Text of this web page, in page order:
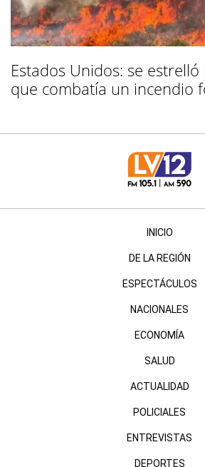
Estados Unidos: se
que combatía un incendio
INICIO
DE LA REGIÓN
ESPECTÁCULOS
NACIONALES
ECONOMÍA
SALUD
ACTUALIDAD
POLICIALES
ENTREVISTAS
DEPORTES